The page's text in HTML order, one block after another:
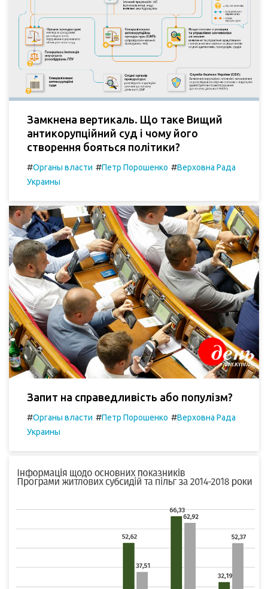
Замкнена вертикаль. Що таке Вищий
антикорупційний суд і чому його
створення бояться політики?
#Органы власти #Петр Порошенко #Верховна Рада
Украины
Запит на справедливість або популізм?
#Органы власти #Петр Порошенко #Верховна Рада
Украины